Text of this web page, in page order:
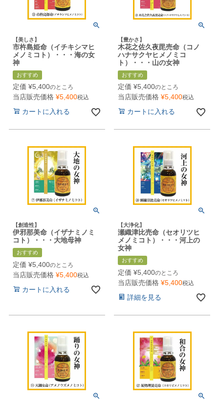
【美しさ】
市杵島姫命（イチキシマヒ
メノミコト）・・・海の女
神
おすすめ
定価 ¥5,400のところ
当店販売価格 ¥5,400税込
カートに入れる
【豊かさ】
木花之佐久夜毘売命（コノ
ハナサクヤヒメノミコ
ト）・・・山の女神
おすすめ
定価 ¥5,400のところ
当店販売価格 ¥5,400税込
カートに入れる
【創造性】
伊邪那美命（イザナミノミ
コト）・・・大地母神
おすすめ
定価 ¥5,400のところ
当店販売価格 ¥5,400税込
カートに入れる
【大浄化】
瀬織津比売命（セオリツヒ
メノミコト）・・・河上の
女神
おすすめ
定価 ¥5,400のところ
当店販売価格 ¥5,400税込
詳細を見る